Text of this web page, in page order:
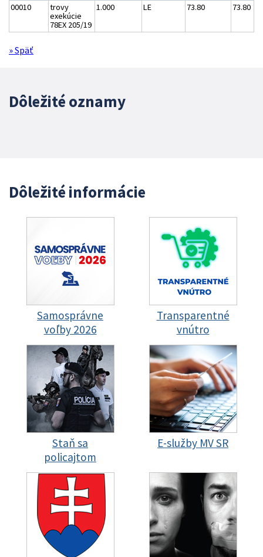
00010
trovy
exekúcie
78EX 205/19
1.000 LE 73.80 73.80
» Späť
Dôležité oznamy
Dôležité informácie
Samosprávne
voľby 2026
Transparentné
vnútro
Staň sa
policajtom
E-služby MV SR